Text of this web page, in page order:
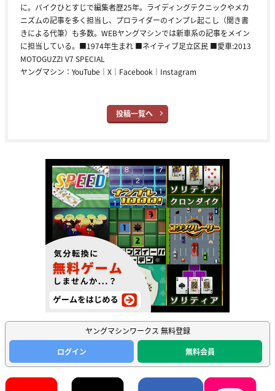
に。バイクひとすじで編集者歴25年。ライディングテクニックやメカ
ニズムの記事を多く担当し、プロライダーのインプレ起こし（聞き書
きによる代筆）も多数。WEBヤングマシンでは新車系の記事をメイン
に担当している。■1974年生まれ ■ネイティブ足立区民 ■愛車:2013
MOTOGUZZI V7 SPECIAL
ヤングマシン： YouTube ｜ X ｜ Facebook ｜ Instagram
投稿一覧へ
ヤングマシンワークス 無料登録
ログイン
無料会員